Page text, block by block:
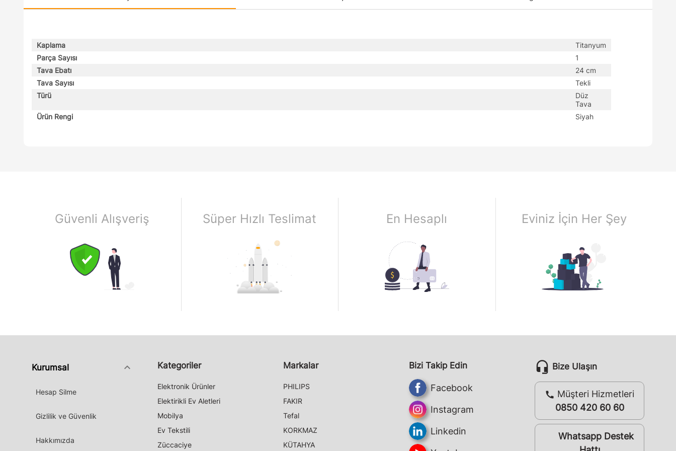
Kaplama
Titanyum
Parça Sayısı
1
Tava Ebatı
24 cm
Tava Sayısı
Tekli
Türü
Düz
Tava
Ürün Rengi
Siyah
Güvenli Alışveriş Süper Hızlı Teslimat En Hesaplı Eviniz İçin Her Şey
Kurumsal keyboard_arrow_down
Hesap Silme
Gizlilik ve Güvenlik
Hakkımızda
Kategoriler
Elektronik Ürünler
Elektirikli Ev Aletleri
Mobilya
Ev Tekstili
Züccaciye
Markalar
PHILIPS
FAKIR
Tefal
KORKMAZ
KÜTAHYA
Bizi Takip Edin
Facebook
Instagram
Linkedin
headset_mic Bize Ulaşın
call Müşteri Hizmetleri
0850 420 60 60
whatsappWhatsapp Destek